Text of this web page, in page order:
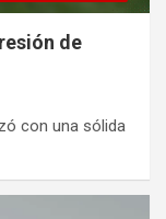
de
con una sólida